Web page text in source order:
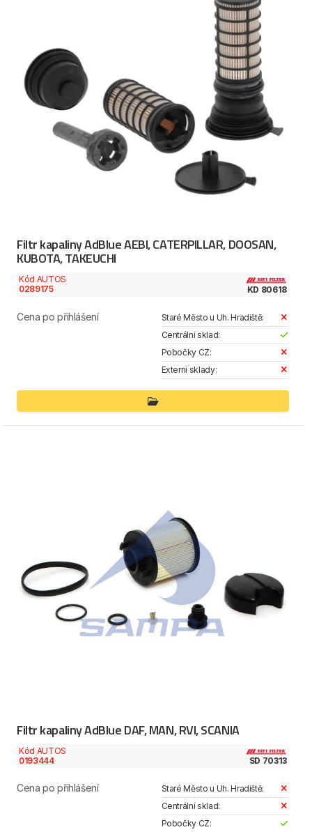
Filtr kapaliny AdBlue AEBI, CATERPILLAR, DOOSAN,
KUBOTA, TAKEUCHI
Kód AUTOS
0289175
KD 80618
Cena po přihlášení
Staré Město u Uh. Hradiště:
Centrální sklad:
Pobočky CZ:
Externí sklady:
Filtr kapaliny AdBlue DAF, MAN, RVI, SCANIA
Kód AUTOS
0193444
SD 70313
Cena po přihlášení
Staré Město u Uh. Hradiště:
Centrální sklad:
Pobočky CZ: